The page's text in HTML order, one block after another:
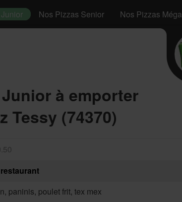
Nos Pizzas Senior Nos Pizzas Méga
à emporter
Tessy (74370)
paninis, poulet frit, tex mex